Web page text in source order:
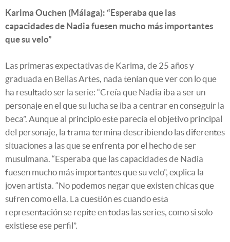
Karima Ouchen (Málaga): “Esperaba que las
capacidades de Nadia fuesen mucho más importantes
que su velo”
Las primeras expectativas de Karima, de 25 años y
graduada en Bellas Artes, nada tenían que ver con lo que
ha resultado ser la serie: “Creía que Nadia iba a ser un
personaje en el que su lucha se iba a centrar en conseguir la
beca”. Aunque al principio este parecía el objetivo principal
del personaje, la trama termina describiendo las diferentes
situaciones a las que se enfrenta por el hecho de ser
musulmana. “Esperaba que las capacidades de Nadia
fuesen mucho más importantes que su velo”, explica la
joven artista. “No podemos negar que existen chicas que
sufren como ella. La cuestión es cuando esta
representación se repite en todas las series, como si solo
existiese ese perfil”.